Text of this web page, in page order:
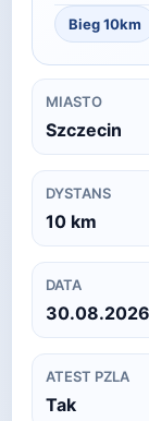
Bieg 10km
MIASTO
Szczecin
DYSTANS
10 km
DATA
30.08.2026
ATEST PZLA
Tak